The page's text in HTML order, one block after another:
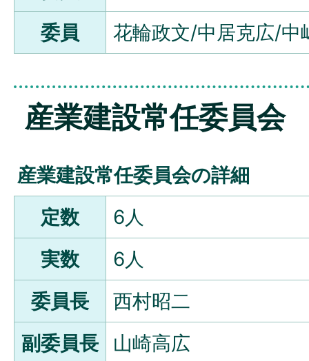
委員
花輪政文/中居克広/中
産業建設常任委員会
産業建設常任委員会の詳細
定数
6人
実数
6人
委員長
西村昭二
副委員長
山崎高広